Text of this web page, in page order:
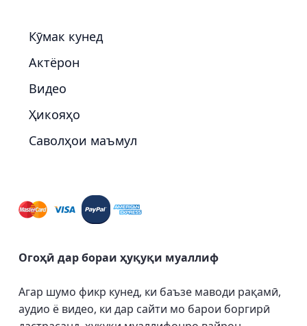
Кӯмак кунед
Актёрон
Видео
Ҳикояҳо
Саволҳои маъмул
Огоҳӣ дар бораи ҳуқуқи муаллиф
Агар шумо фикр кунед, ки баъзе маводи рақамӣ,
аудио ё видео, ки дар сайти мо барои боргирӣ